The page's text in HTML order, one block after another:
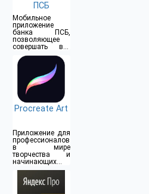
ПСБ
Мобильное
приложение
банка ПСБ,
позволяющее
совершать все
операции прямо
из дома
Procreate Art
Приложение для
профессионалов
в мире
творчества и
начинающих
художников